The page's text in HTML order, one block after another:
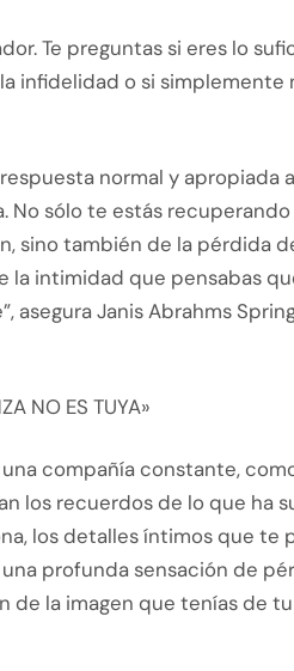
Te preguntas si eres lo
infidelidad o si simplemente
normal y apropiada
sólo te estás recuperando
sino también de la pérdida
la intimidad que pensabas
asegura Janis Abrahms
NO ES TUYA»
compañía constante,
los recuerdos de lo que ha
los detalles íntimos que te
profunda sensación de
de la imagen que tenías de